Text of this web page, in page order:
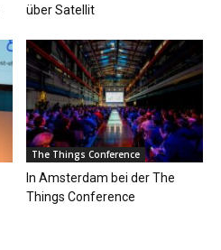
über Satellit
The Things Conference
In Amsterdam bei der The
Things Conference